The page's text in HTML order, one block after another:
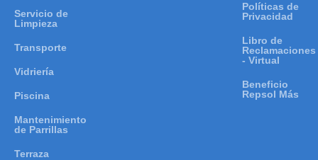
Servicio de
Limpieza
Transporte
Vidriería
Piscina
Mantenimiento
de Parrillas
Terraza
Políticas de
Privacidad
Libro de
Reclamaciones
- Virtual
Beneficio
Repsol Más